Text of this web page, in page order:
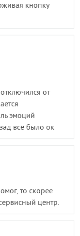
кнопку
от
эмоций
всё было ок
то скорее
центр.